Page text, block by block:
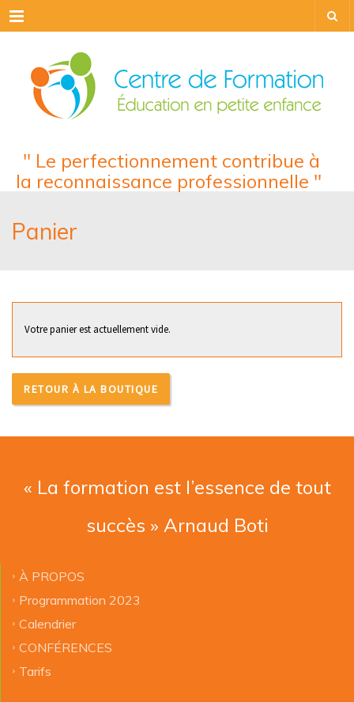
Menu
" Le perfectionnement contribue à
la reconnaissance professionnelle "
Panier
Votre panier est actuellement vide.
RETOUR À LA BOUTIQUE
« La formation est l’essence de tout
succès » Arnaud Boti
À PROPOS
Programmation 2023
Calendrier
CONFÉRENCES
Tarifs